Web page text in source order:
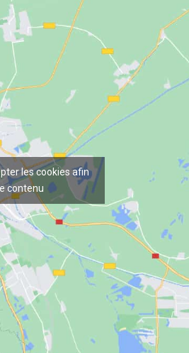
les cookies afin
contenu